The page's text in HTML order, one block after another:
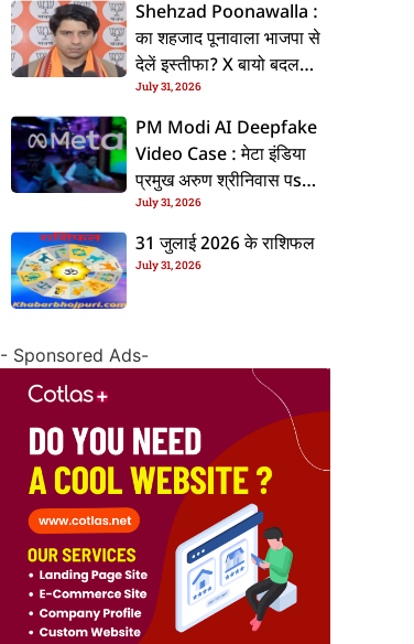
Shehzad Poonawalla :
का शहजाद पूनावाला भाजपा से
देलें इस्तीफा? X बायो बदलला
के बाद बढ़ल चरचा, जानीं पूरा
ममिला
July 31, 2026
PM Modi AI Deepfake
Video Case : मेटा इंडिया
प्रमुख अरुण श्रीनिवास पs
एफआईआर, जानीं पूरा ममिला
July 31, 2026
31 जुलाई 2026 के राशिफल
July 31, 2026
- Sponsored Ads-